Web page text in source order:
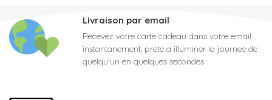
Livraison par email
Recevez votre carte cadeau dans votre email
instantanement, prete a illuminer la journee de
quelqu'un en quelques secondes